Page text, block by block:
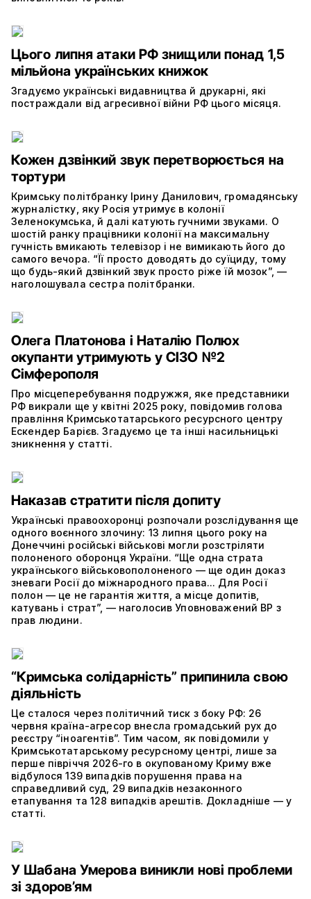
Цього липня атаки РФ знищили понад 1,5
мільйона українських книжок
Згадуємо українські видавництва й друкарні, які
постраждали від агресивної війни РФ цього місяця.
Кожен дзвінкий звук перетворюється на
тортури
Кримську політбранку Ірину Данилович, громадянську
журналістку, яку Росія утримує в колонії
Зеленокумська, й далі катують гучними звуками. О
шостій ранку працівники колонії на максимальну
гучність вмикають телевізор і не вимикають його до
самого вечора. “Її просто доводять до суїциду, тому
що будь-який дзвінкий звук просто ріже їй мозок”, —
наголошувала сестра політбранки.
Олега Платонова і Наталію Полюх
окупанти утримують у СІЗО №2
Сімферополя
Про місцеперебування подружжя, яке представники
РФ викрали ще у квітні 2025 року, повідомив голова
правління Кримськотатарського ресурсного центру
Ескендер Барієв. Згадуємо це та інші насильницькі
зникнення у статті.
Наказав стратити після допиту
Українські правоохоронці розпочали розслідування ще
одного воєнного злочину: 13 липня цього року на
Донеччині російські військові могли розстріляти
полоненого оборонця України. “Ще одна страта
українського військовополоненого — ще один доказ
зневаги Росії до міжнародного права... Для Росії
полон — це не гарантія життя, а місце допитів,
катувань і страт”, — наголосив Уповноважений ВР з
прав людини.
“Кримська солідарність” припинила свою
діяльність
Це сталося через політичний тиск з боку РФ: 26
червня країна-агресор внесла громадський рух до
реєстру “іноагентів”. Тим часом, як повідомили у
Кримськотатарському ресурсному центрі, лише за
перше півріччя 2026-го в окупованому Криму вже
відбулося 139 випадків порушення права на
справедливий суд, 29 випадків незаконного
етапування та 128 випадків арештів. Докладніше — у
статті.
У Шабана Умерова виникли нові проблеми
зі здоров’ям